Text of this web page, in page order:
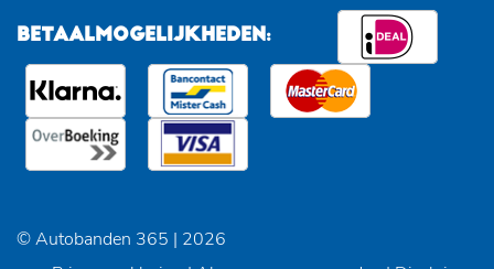
BETAALMOGELIJKHEDEN:
© Autobanden 365 | 2026